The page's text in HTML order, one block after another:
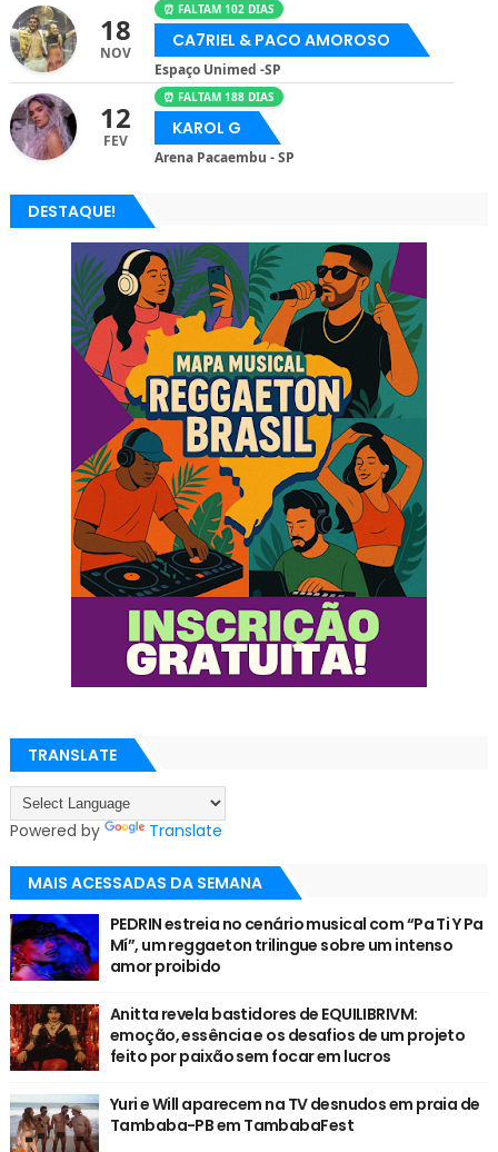
18
NOV
⏰ FALTAM 102 DIAS
CA7RIEL & PACO AMOROSO
Espaço Unimed -SP
12
FEV
⏰ FALTAM 188 DIAS
KAROL G
Arena Pacaembu - SP
DESTAQUE!
TRANSLATE
Powered by Translate
MAIS ACESSADAS DA SEMANA
PEDRIN estreia no cenário musical com “Pa Ti Y Pa
Mí”, um reggaeton trilingue sobre um intenso
amor proibido
Anitta revela bastidores de EQUILIBRIVM:
emoção, essência e os desafios de um projeto
feito por paixão sem focar em lucros
Yuri e Will aparecem na TV desnudos em praia de
Tambaba-PB em TambabaFest